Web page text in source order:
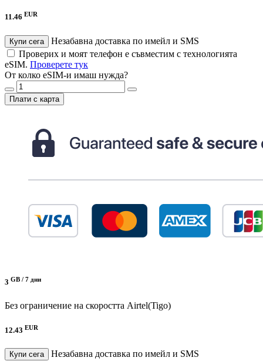
11.46 EUR
Купи сега
Незабавна доставка по имейл и SMS
Проверих и моят телефон е съвместим с технологията
eSIM. Проверете тук
От колко eSIM-и имаш нужда?
Плати с карта
3 GB / 7 дни
Без ограничение на скоростта Airtel(Tigo)
12.43 EUR
Купи сега
Незабавна доставка по имейл и SMS